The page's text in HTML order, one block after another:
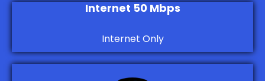
Internet 50 Mbps
Internet Only